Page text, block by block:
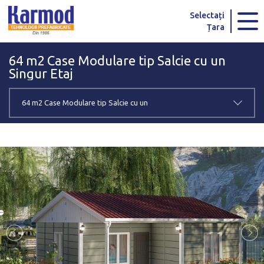
Karmod Global
Karmod العربية Karmod Pусский
Karmod Português Karmod Español
Karmod Україна Karmod ایران
Karmod Europe Karmod Netherlands
Karmod France Karmod Polska
Karmod Ελλάδα Karmod العربية
Karmod Česko Karmod България
Selectați
Țara
64 m2 Case Modulare tip Salcie cu un
Singur Etaj
64 m2 Case Modulare tip Salcie cu un